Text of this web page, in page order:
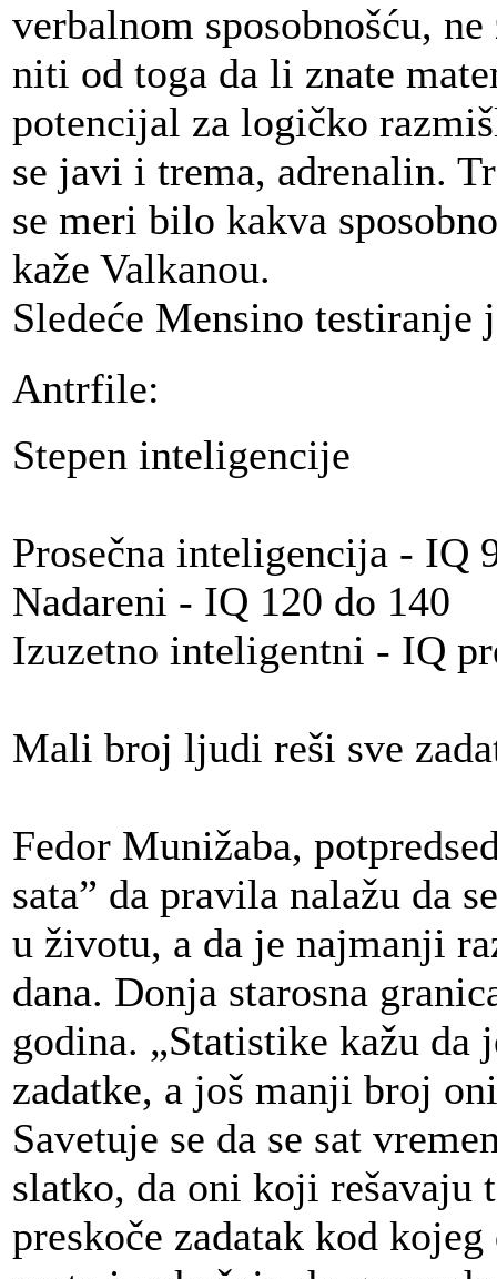
verbalnom sposobnošću,
niti od toga da li znate
potencijal za logičko
se javi i trema, adrenalin.
se meri bilo kakva
kaže Valkanou.
Sledeće Mensino testiranje
Antrfile:
Stepen inteligencije
Prosečna inteligencija - IQ
Nadareni - IQ 120 do 140
Izuzetno inteligentni - IQ
Mali broj ljudi reši sve
Fedor Munižaba,
sata” da pravila nalažu da
u životu, a da je najmanji
dana. Donja starosna
godina. „Statistike kažu
zadatke, a još manji broj
Savetuje se da se sat
slatko, da oni koji rešavaju
preskoče zadatak kod